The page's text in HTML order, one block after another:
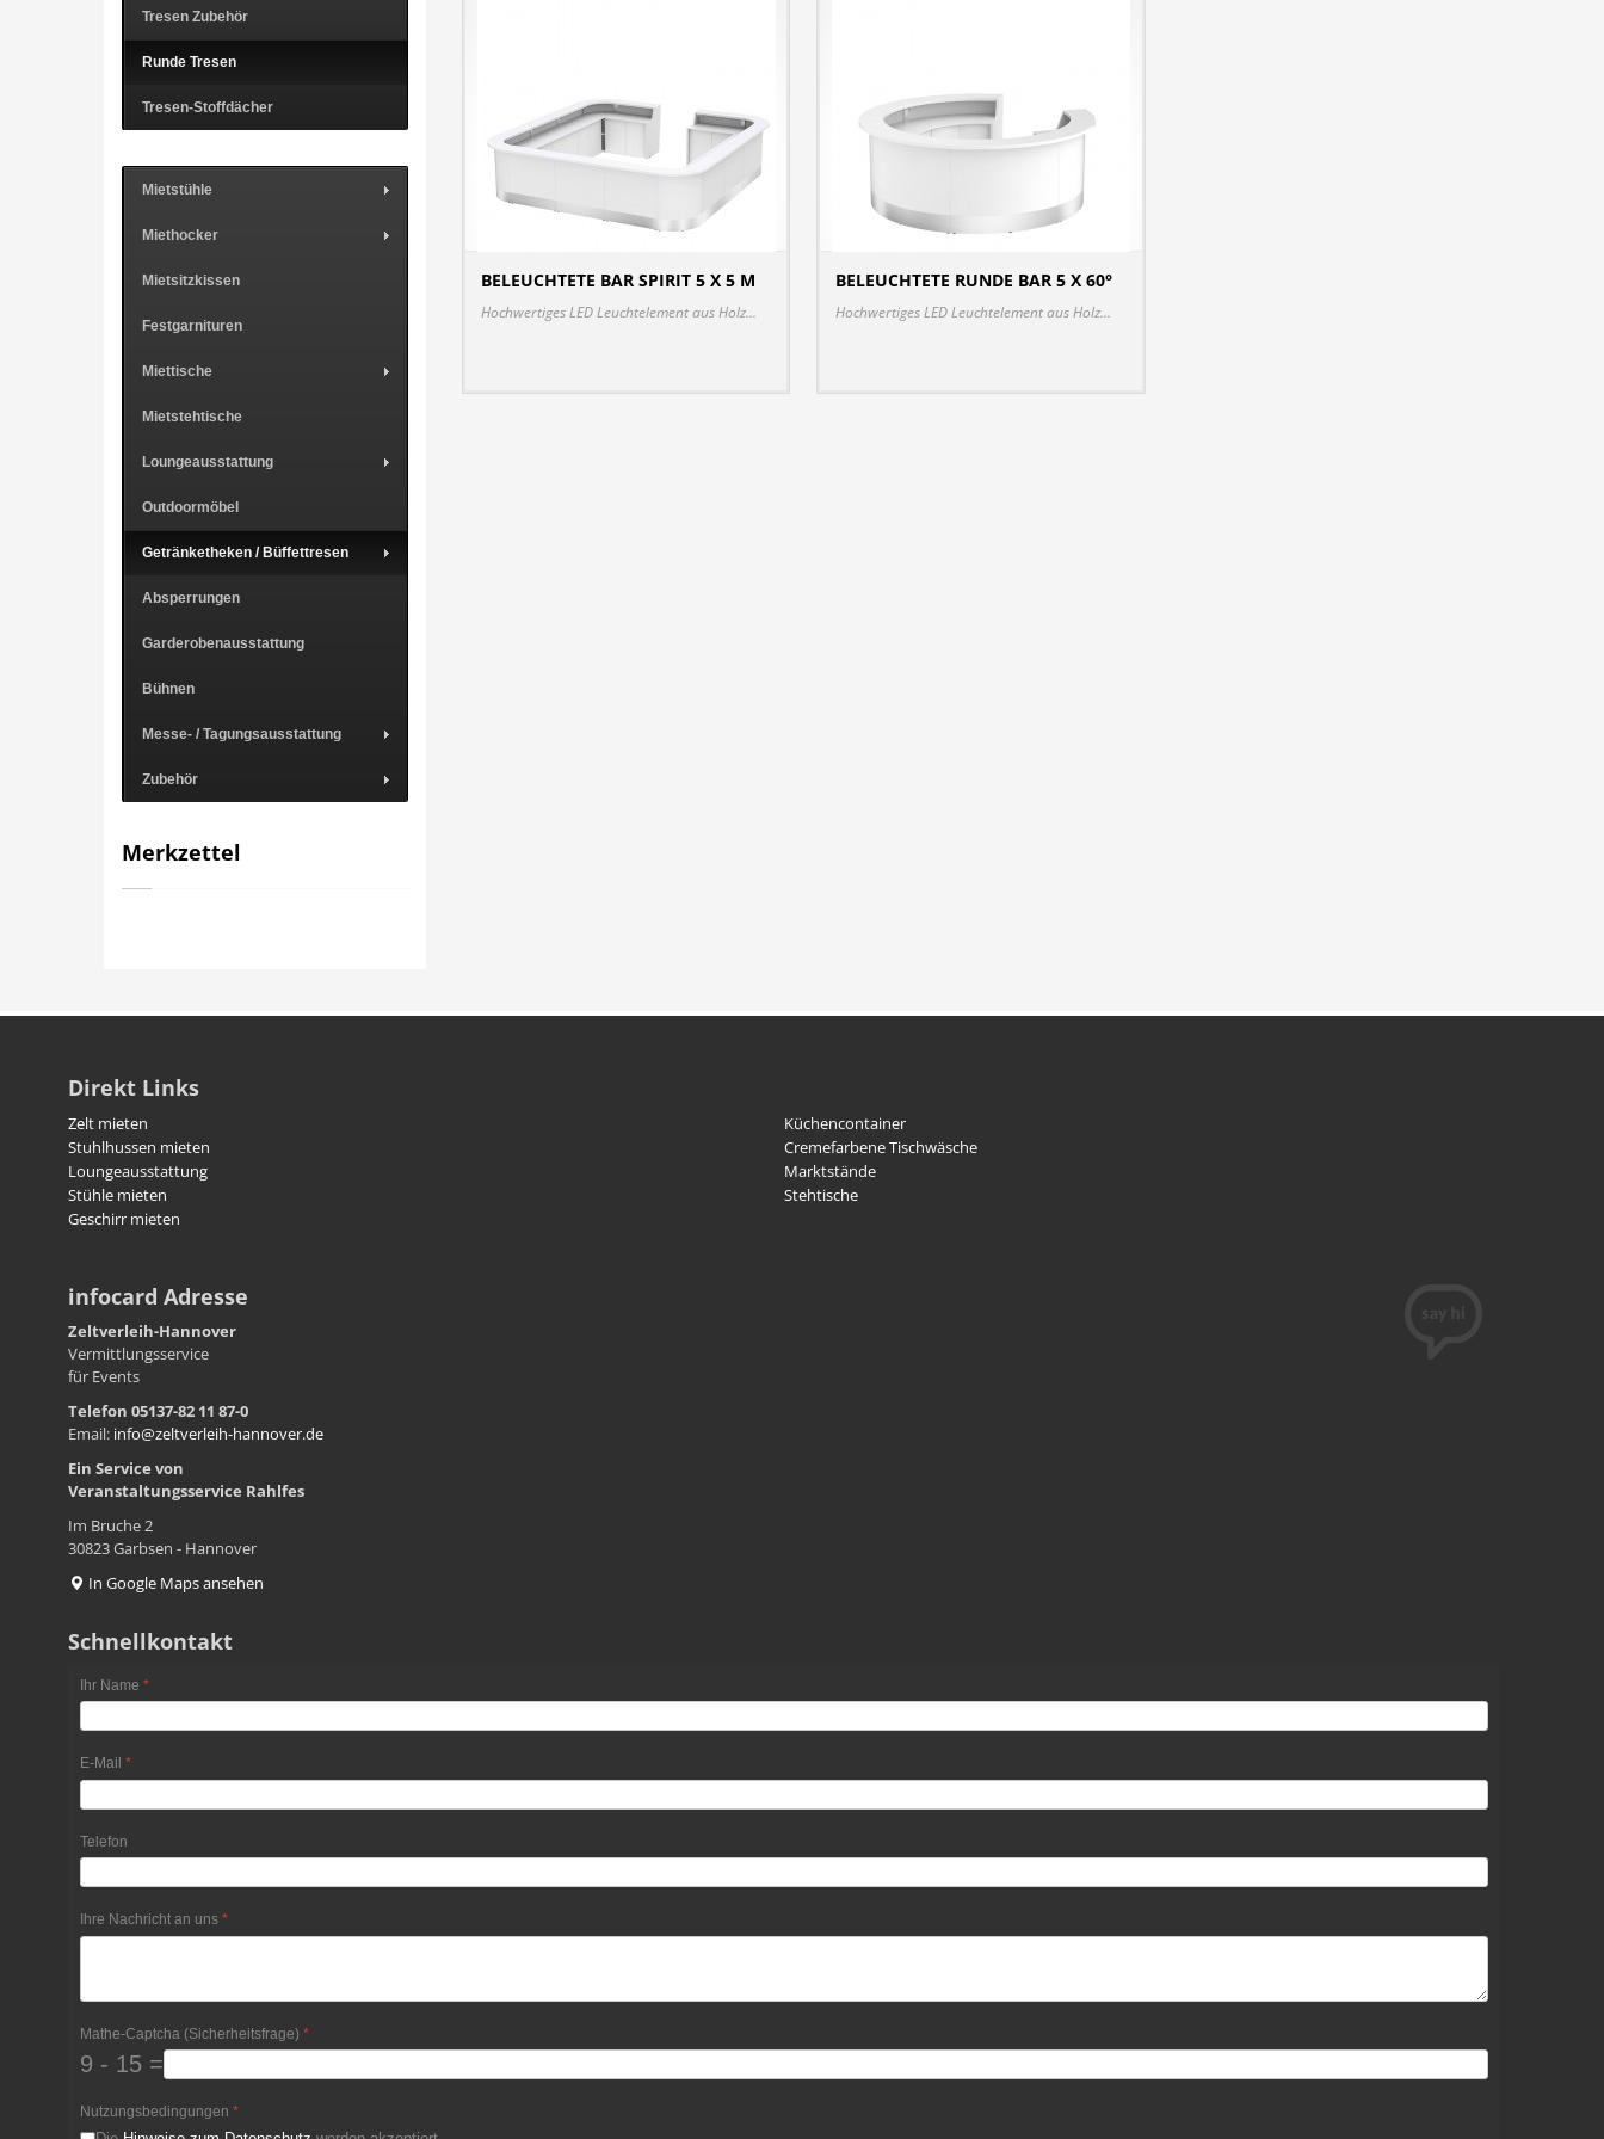
Tresen Zubehör
Runde Tresen
Tresen-Stoffdächer
Mietstühle
Miethocker
Mietsitzkissen
Festgarnituren
Miettische
Mietstehtische
Loungeausstattung
Outdoormöbel
Getränketheken / Büffettresen
Absperrungen
Garderobenausstattung
Bühnen
Messe- / Tagungsausstattung
Zubehör
Merkzettel
BELEUCHTETE BAR SPIRIT 5 X 5 M
Hochwertiges LED Leuchtelement aus Holz...
DETAILS BELEUCHTETE RUNDE BAR 5 X 60°
Hochwertiges LED Leuchtelement aus Holz...
DETAILS
Direkt Links
Zelt mieten
Küchencontainer
Stuhlhussen mieten
Cremefarbene Tischwäsche
Loungeausstattung
Marktstände
Stühle mieten
Stehtische
Geschirr mieten
infocard Adresse
Zeltverleih-Hannover
Vermittlungsservice
für Events
Telefon 05137-82 11 87-0
Email: info@zeltverleih-hannover.de
Ein Service von
Veranstaltungsservice Rahlfes
Im Bruche 2
30823 Garbsen - Hannover
In Google Maps ansehen
Schnellkontakt
Ihr Name *
E-Mail *
Telefon
Ihre Nachricht an uns *
Mathe-Captcha (Sicherheitsfrage) *
9 - 15 =
Nutzungsbedingungen *